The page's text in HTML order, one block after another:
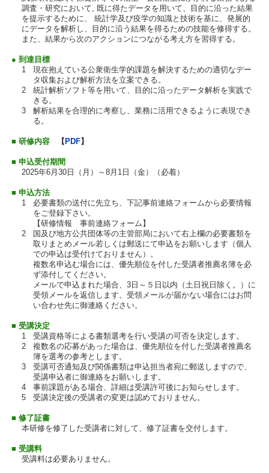
調査・研究において, 既に得たデータを用いて、目的に沿った結果
を提示するために、 統計学及び疫学の知識と技術を基に、発展的
にデータを解析し、目的に沿う結果を得るための技能を修得する。
また、結果から次のアクションにつながる考え方を習得する。
● 到達目標
1
現在抱えている公衆衛生学的課題を解決するための適切なデー
タ収集および解析方法を立案できる。
2
統計解析ソフト等を用いて、目的に沿ったデータ解析を実践で
きる。
3
解析結果を合理的に考察し、業務に活用できるように表現でき
る。
■ 研修内容 【 PDF】
■ 申込受付期間
2025年6月30日（月）～8月1日（金）（必着）
■ 申込方法
1
必要書類の送付に先立ち、下記事前連絡フォームから必要情報
をご登録下さい。
【研修情報 事前連絡フォーム】
2
国及び地方公共団体等の主管部局において右上欄の必要書類を
取りまとめメール若しくは郵送にて申込をお願いします（個人
での申込は受付けておりません）。
複数名申込む場合には、優先順位を付した受講者推薦名簿を必
ず添付してください。
メールで申込まれた場合、3日～５日以内（土日祝日除く。）に
受領メールを返信します。受領メールが届かない場合にはお問
い合わせ先に御連絡ください。
■ 受講決定
1
受講資格等による書類選考を行い受講の可否を決定します。
2
複数名の応募があった場合は、優先順位を付した受講者推薦名
簿を選考の参考とします。
3
受講可否通知及び関係書類は申込担当者宛に郵送しますので、
受講申込者に御連絡をお願いします。
4
事前課題がある場合、詳細は受講許可後にお知らせします。
5
受講決定後の受講者の変更は認めておりません。
■ 修了証書
本研修を修了した受講者に対して、修了証書を交付します。
■ 受講料
受講料は必要ありません。